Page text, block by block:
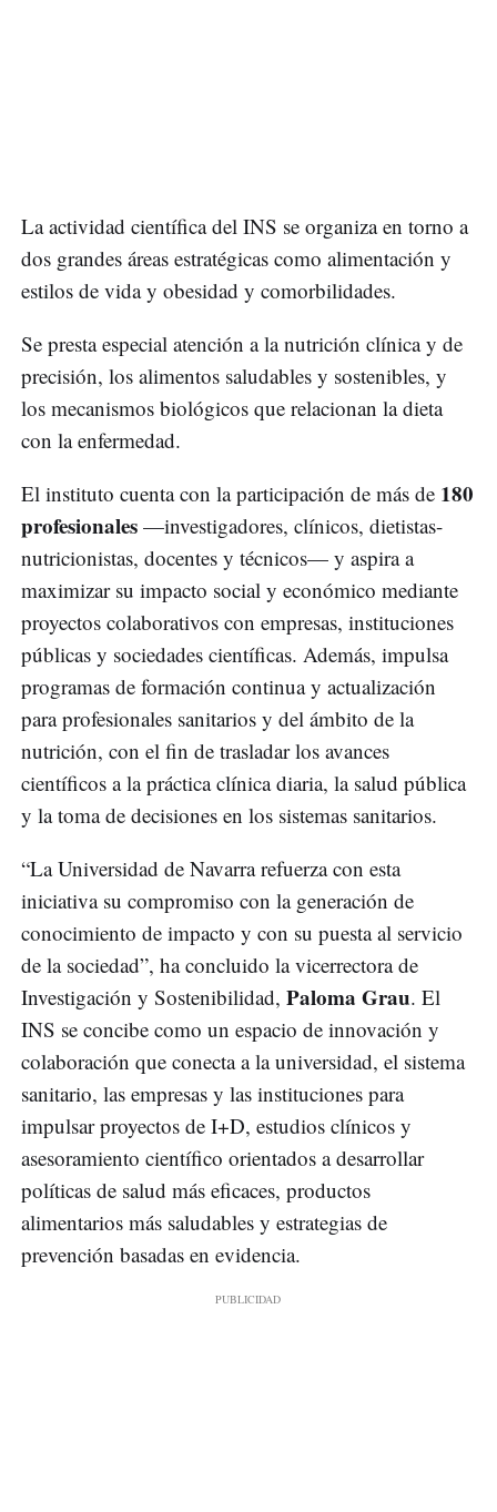
La actividad científica del INS se organiza en torno a
dos grandes áreas estratégicas como alimentación y
estilos de vida y obesidad y comorbilidades.
Se presta especial atención a la nutrición clínica y de
precisión, los alimentos saludables y sostenibles, y
los mecanismos biológicos que relacionan la dieta
con la enfermedad.
El instituto cuenta con la participación de más de 180
profesionales —investigadores, clínicos, dietistas-
nutricionistas, docentes y técnicos— y aspira a
maximizar su impacto social y económico mediante
proyectos colaborativos con empresas, instituciones
públicas y sociedades científicas. Además, impulsa
programas de formación continua y actualización
para profesionales sanitarios y del ámbito de la
nutrición, con el fin de trasladar los avances
científicos a la práctica clínica diaria, la salud pública
y la toma de decisiones en los sistemas sanitarios.
“La Universidad de Navarra refuerza con esta
iniciativa su compromiso con la generación de
conocimiento de impacto y con su puesta al servicio
de la sociedad”, ha concluido la vicerrectora de
Investigación y Sostenibilidad, Paloma Grau. El
INS se concibe como un espacio de innovación y
colaboración que conecta a la universidad, el sistema
sanitario, las empresas y las instituciones para
impulsar proyectos de I+D, estudios clínicos y
asesoramiento científico orientados a desarrollar
políticas de salud más eficaces, productos
alimentarios más saludables y estrategias de
prevención basadas en evidencia.